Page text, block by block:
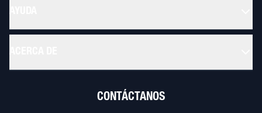
CONTÁCTANOS